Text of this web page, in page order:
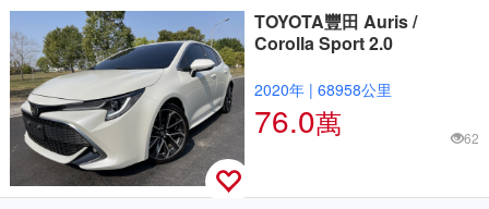
TOYOTA豐田 Auris /
Corolla Sport 2.0
2020年| 68958公里
76.0萬 62